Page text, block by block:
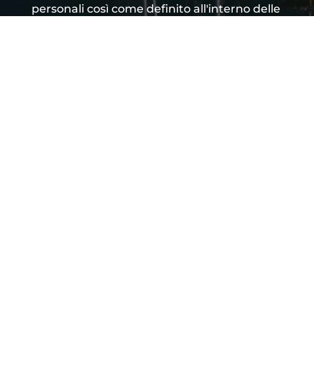
personali così come definito all'interno delle